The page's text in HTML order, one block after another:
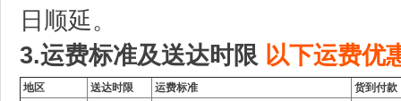
日顺延。
3.运费标准及送达时限 以下运费优
地区 送达时限 运费标准
货到付款